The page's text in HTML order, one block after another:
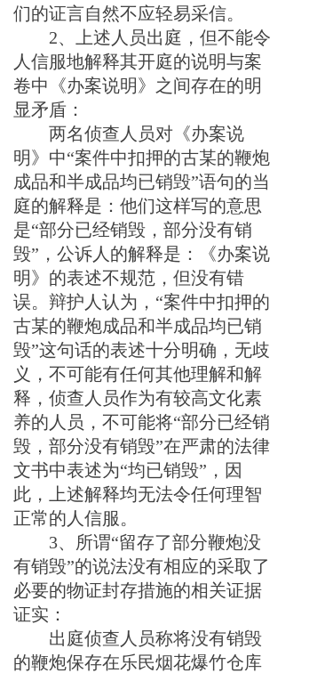
们的证言自然不应轻易采信。
2、上述人员出庭，但不能令
人信服地解释其开庭的说明与案
卷中《办案说明》之间存在的明
显矛盾：
两名侦查人员对《办案说
明》中“案件中扣押的古某的鞭炮
成品和半成品均已销毁”语句的当
庭的解释是：他们这样写的意思
是“部分已经销毁，部分没有销
毁”，公诉人的解释是：《办案说
明》的表述不规范，但没有错
误。 辩护人认为，“案件中扣押的
古某的鞭炮成品和半成品均已销
毁”这句话的表述十分明确，无歧
义，不可能有任何其他理解和解
释，侦查人员作为有较高文化素
养的人员，不可能将“部分已经销
毁，部分没有销毁”在严肃的法律
文书中表述为“均已销毁”，因
此，上述解释均无法令任何理智
正常的人信服。
3、 所谓“留存了部分鞭炮没
有销毁”的说法没有相应的采取了
必要的物证封存措施的相关证据
证实：
出庭侦查人员称将没有销毁
的鞭炮保存在乐民烟花爆竹仓库